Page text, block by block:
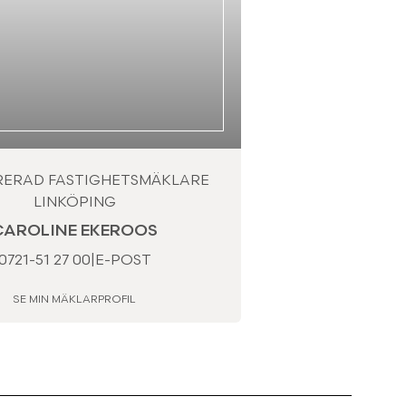
FASTIGHETSMÄKLARE
LINKÖPING
EKEROOS
51 27 00 E-POST
SE MIN MÄKLARPROFIL